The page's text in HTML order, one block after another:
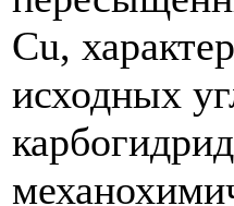
Cu,
исходных